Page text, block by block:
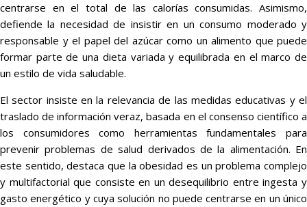
centrarse en el total de las calorías consumidas. Asimismo,
defiende la necesidad de insistir en un consumo moderado y
responsable y el papel del azúcar como un alimento que puede
formar parte de una dieta variada y equilibrada en el marco de
un estilo de vida saludable.
El sector insiste en la relevancia de las medidas educativas y el
traslado de información veraz, basada en el consenso científico a
los consumidores como herramientas fundamentales para
prevenir problemas de salud derivados de la alimentación. En
este sentido, destaca que la obesidad es un problema complejo
y multifactorial que consiste en un desequilibrio entre ingesta y
gasto energético y cuya solución no puede centrarse en un único